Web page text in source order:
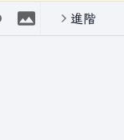
進階